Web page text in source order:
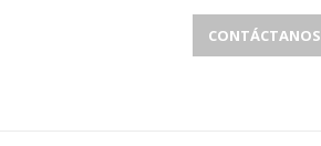
CONTÁCTANOS